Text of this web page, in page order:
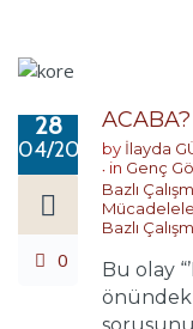
28
04/2018
0
ACABA?
by İlayda
in Genç
Bazlı
Bazlı
Bu olay
önündeki